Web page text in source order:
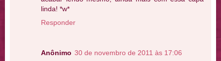
linda! *w*
Responder
Anônimo 30 de novembro de 2011 às 17:06